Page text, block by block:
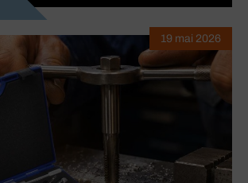
19 mai 2026